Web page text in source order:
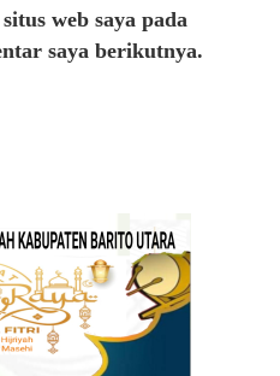
web saya pada
saya berikutnya.